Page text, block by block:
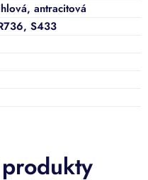
, antracitová
S433